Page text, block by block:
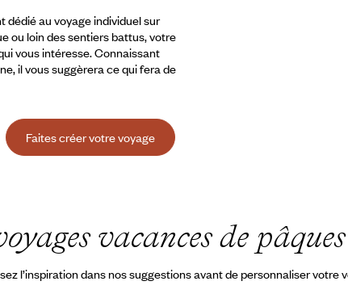
au voyage individuel sur
ou loin des sentiers battus, votre
vous intéresse. Connaissant
il vous suggèrera ce qui fera de
Faites créer votre voyage
vacances de
l’inspiration dans nos suggestions avant de personnaliser votre